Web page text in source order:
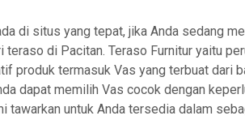
di situs yang tepat, jika Anda sedang
teraso di Pacitan. Teraso Furnitur yaitu
produk termasuk Vas yang terbuat dari
dapat memilih Vas cocok dengan
tawarkan untuk Anda tersedia dalam